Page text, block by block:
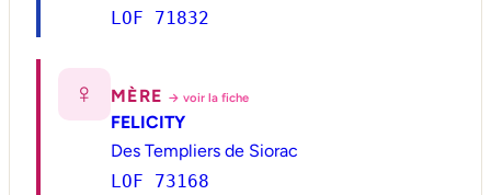
LOF 71832
♀ MÈRE → voir la fiche
FELICITY
Des Templiers de Siorac
LOF 73168